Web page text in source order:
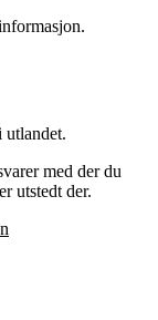
utlandet.
med der du
utstedt der.